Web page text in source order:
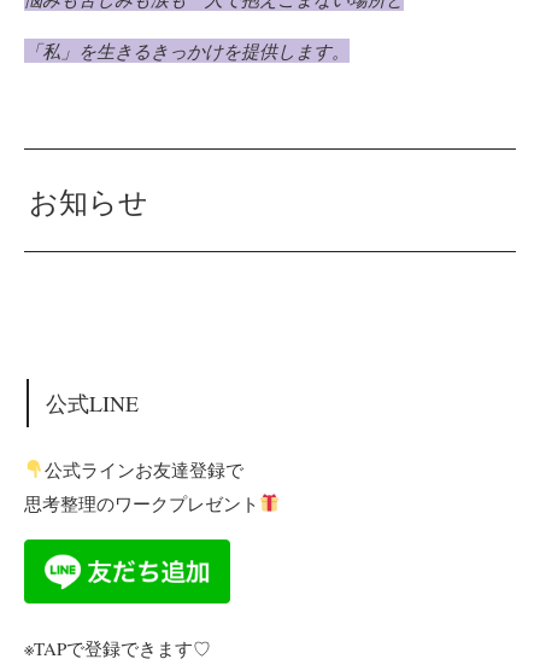
「私」を生きるきっかけを提供します。
お知らせ
公式LINE
公式ラインお友達登録で
思考整理のワークプレゼント
※TAPで登録できます♡